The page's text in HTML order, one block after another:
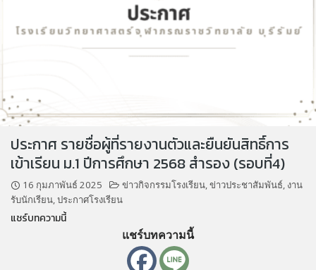
ประกาศ รายชื่อผู้ที่รายงานตัวและยืนยันสิทธิ์การ
เข้าเรียน ม.1 ปีการศึกษา 2568 สำรอง (รอบที่4)
16 กุมภาพันธ์ 2025 ข่าวกิจกรรมโรงเรียน,ข่าวประชาสัมพันธ์, งาน
รับนักเรียน,ประกาศโรงเรียน
แชร์บทความนี้
แชร์บทความนี้